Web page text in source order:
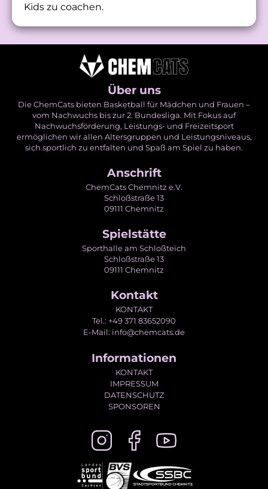
Kids zu coachen.
Über uns
Die ChemCats bieten Basketball für Mädchen und Frauen –
vom Nachwuchs bis zur 2. Bundesliga. Mit Fokus auf
Nachwuchsförderung, Leistungs- und Freizeitsport
ermöglichen wir allen Altersgruppen und Leistungsniveaus,
sich sportlich zu entfalten und Spaß am Spiel zu haben.
Anschrift
ChemCats Chemnitz e.V.
Schloßstraße 13
09111 Chemnitz
Spielstätte
Sporthalle am Schloßteich
Schloßstraße 13
09111 Chemnitz
Kontakt
KONTAKT
Tel.: +49 371 83652090
E-Mail: info@chemcats.de
Informationen
KONTAKT
IMPRESSUM
DATENSCHUTZ
SPONSOREN